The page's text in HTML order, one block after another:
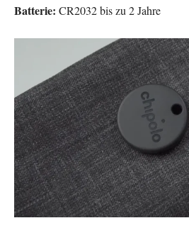
Batterie: CR2032 bis zu 2 Jahre